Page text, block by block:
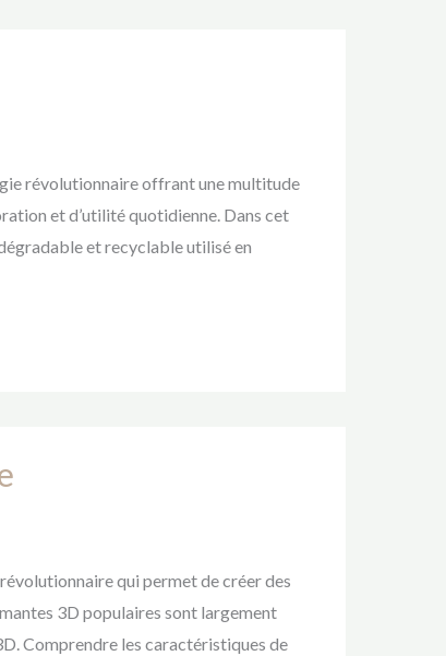
révolutionnaire offrant une multitude
et d’utilité quotidienne. Dans cet
et recyclable utilisé en
qui permet de créer des
3D populaires sont largement
Comprendre les caractéristiques de